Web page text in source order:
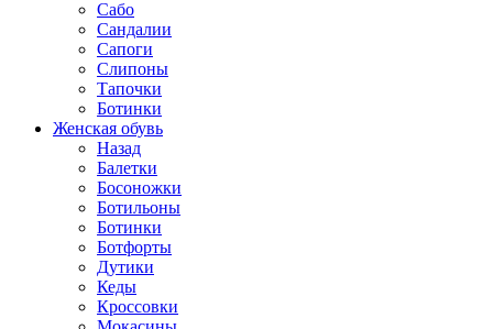
Сабо
Сандалии
Сапоги
Слипоны
Тапочки
Ботинки
Женская обувь
Назад
Балетки
Босоножки
Ботильоны
Ботинки
Ботфорты
Дутики
Кеды
Кроссовки